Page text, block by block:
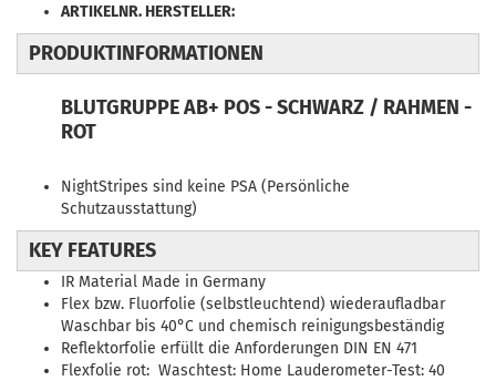
ARTIKELNR. HERSTELLER:
PRODUKTINFORMATIONEN
BLUTGRUPPE AB+ POS - SCHWARZ / RAHMEN -
ROT
NightStripes sind keine PSA (Persönliche
Schutzausstattung)
KEY FEATURES
IR Material Made in Germany
Flex bzw. Fluorfolie (selbstleuchtend) wiederaufladbar
Waschbar bis 40°C und chemisch reinigungsbeständig
Reflektorfolie erfüllt die Anforderungen DIN EN 471
Flexfolie rot: Waschtest: Home Lauderometer-Test: 40